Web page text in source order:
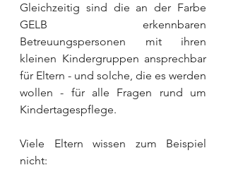
Gleichzeitig sind die an der Farbe
GELB erkennbaren
Betreuungspersonen mit ihren
kleinen Kindergruppen ansprechbar
für Eltern - und solche, die es werden
wollen - für alle Fragen rund um
Kindertagespflege.
Viele Eltern wissen zum Beispiel
nicht: